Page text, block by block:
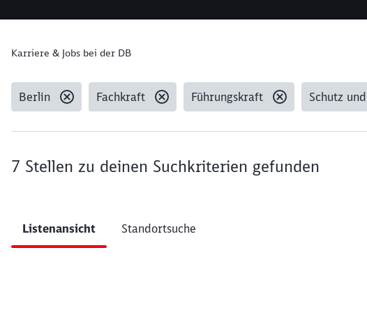
Karriere & Jobs bei der DB
Gesetzte Filter:
Berlin Fachkraft Führungskraft Schutz
7 Stellen zu deinen Suchkriterien gefunden
ListenansichtErgebnisse pro Seite 10
Standortsuche